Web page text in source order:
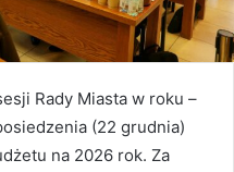
Rady Miasta w roku –
(22 grudnia)
na 2026 rok. Za